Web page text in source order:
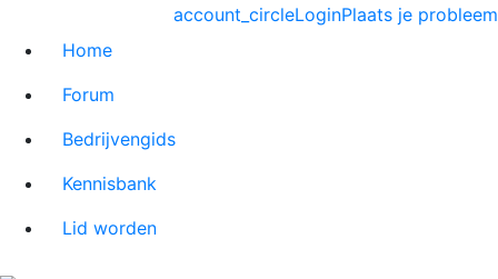
Plaats je probleem
account_circleLogin
Home
Forum
Bedrijvengids
Kennisbank
Lid worden